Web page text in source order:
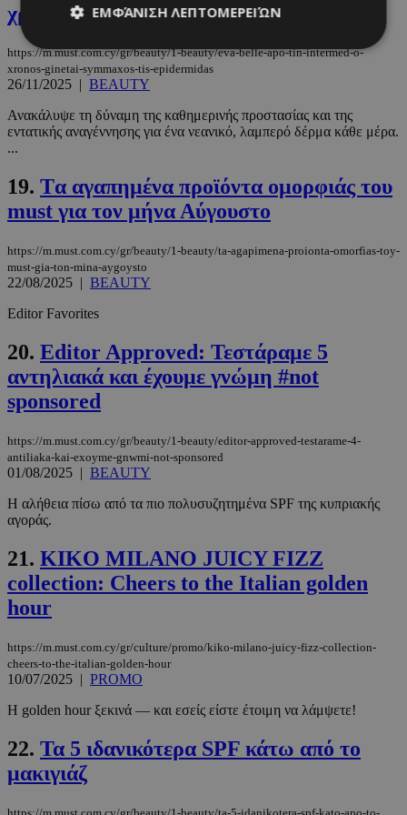
χρόνος γίνεται σύμμαχος της επιδερμίδας
https://m.must.com.cy/gr/beauty/1-beauty/eva-belle-apo-tin-intermed-o-
xronos-ginetai-symmaxos-tis-epidermidas
26/11/2025 | BEAUTY
Ανακάλυψε τη δύναμη της καθημερινής προστασίας και της
εντατικής αναγέννησης για ένα νεανικό, λαμπερό δέρμα κάθε μέρα.
...
19. Tα αγαπημένα προϊόντα ομορφιάς του
must για τον μήνα Αύγουστο
https://m.must.com.cy/gr/beauty/1-beauty/ta-agapimena-proionta-omorfias-toy-
must-gia-ton-mina-aygoysto
22/08/2025 | BEAUTY
Editor Favorites
20. Editor Approved: Τεστάραμε 5
αντηλιακά και έχουμε γνώμη #not
sponsored
https://m.must.com.cy/gr/beauty/1-beauty/editor-approved-testarame-4-
antiliaka-kai-exoyme-gnwmi-not-sponsored
01/08/2025 | BEAUTY
Η αλήθεια πίσω από τα πιο πολυσυζητημένα SPF της κυπριακής
αγοράς.
21. KIKO MILANO JUICY FIZZ
collection: Cheers to the Italian golden
hour
https://m.must.com.cy/gr/culture/promo/kiko-milano-juicy-fizz-collection-
cheers-to-the-italian-golden-hour
10/07/2025 | PROMO
Η golden hour ξεκινά — και εσείς είστε έτοιμη να λάμψετε!
22. Τα 5 ιδανικότερα SPF κάτω από το
μακιγιάζ
ΕΜΦΆΝΙΣΗ ΛΕΠΤΟΜΕΡΕΙΏΝ
Απολύτως απαραίτητα
Στόχευσης
Λειτουργικότητας
Μη ταξινομημένα
βασικές λειτουργίες του ιστότοπου, όπως τη
σύνδεση χρήστη και τη διαχείριση λογαριασμού.
Ο ιστότοπος δεν μπορεί να χρησιμοποιηθεί σωστά
Ονοματεπώνυμο
Προμηθευτής/
__cf_bm
Cloudflare Inc.
29 λεπτά
__cf_bm
Cloudflare Inc.
.pexels.com
Google
Privacy Policy